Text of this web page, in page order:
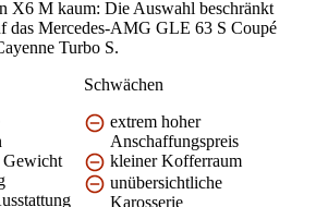
X6 M kaum: Die Auswahl beschränkt
das Mercedes-AMG GLE 63 S Coupé
Turbo S.
Gewicht
Schwächen
extrem hoher
Anschaffungspreis
kleiner Kofferraum
unübersichtliche
Karosserie